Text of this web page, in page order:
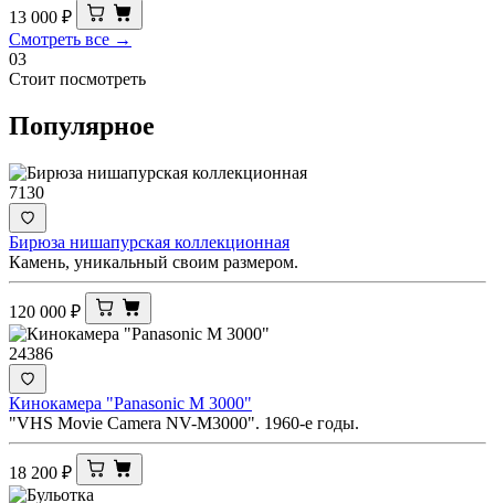
13 000 ₽
Смотреть все →
03
Стоит посмотреть
Популярное
7130
Бирюза нишапурская коллекционная
Камень, уникальный своим размером.
120 000 ₽
24386
Кинокамера "Panasonic M 3000"
"VHS Movie Camera NV-M3000". 1960-е годы.
18 200 ₽